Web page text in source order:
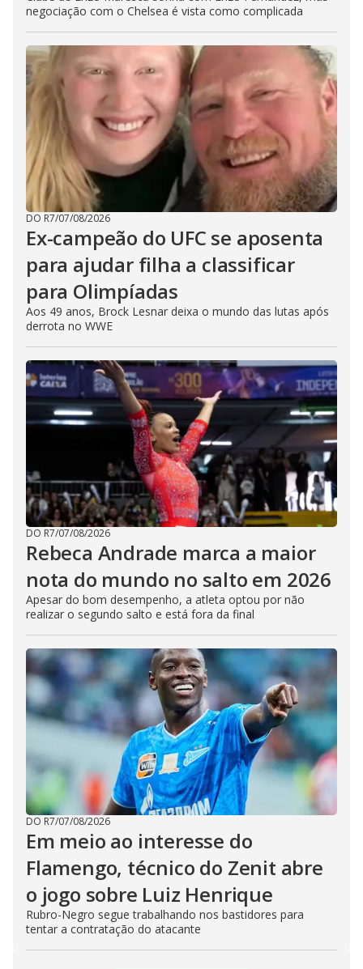
negociação com o Chelsea é vista como complicada
DO R7/07/08/2026
Ex-campeão do UFC se aposenta
para ajudar filha a classificar
para Olimpíadas
Aos 49 anos, Brock Lesnar deixa o mundo das lutas após
derrota no WWE
DO R7/07/08/2026
Rebeca Andrade marca a maior
nota do mundo no salto em 2026
Apesar do bom desempenho, a atleta optou por não
realizar o segundo salto e está fora da final
DO R7/07/08/2026
Em meio ao interesse do
Flamengo, técnico do Zenit abre
o jogo sobre Luiz Henrique
Rubro-Negro segue trabalhando nos bastidores para
tentar a contratação do atacante